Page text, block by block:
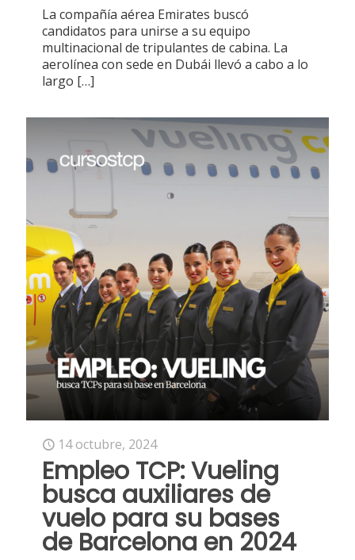
La compañía aérea Emirates buscó
candidatos para unirse a su equipo
multinacional de tripulantes de cabina. La
aerolínea con sede en Dubái llevó a cabo a lo
largo […]
14 octubre, 2024
Empleo TCP: Vueling
busca auxiliares de
vuelo para su bases
de Barcelona en 2024